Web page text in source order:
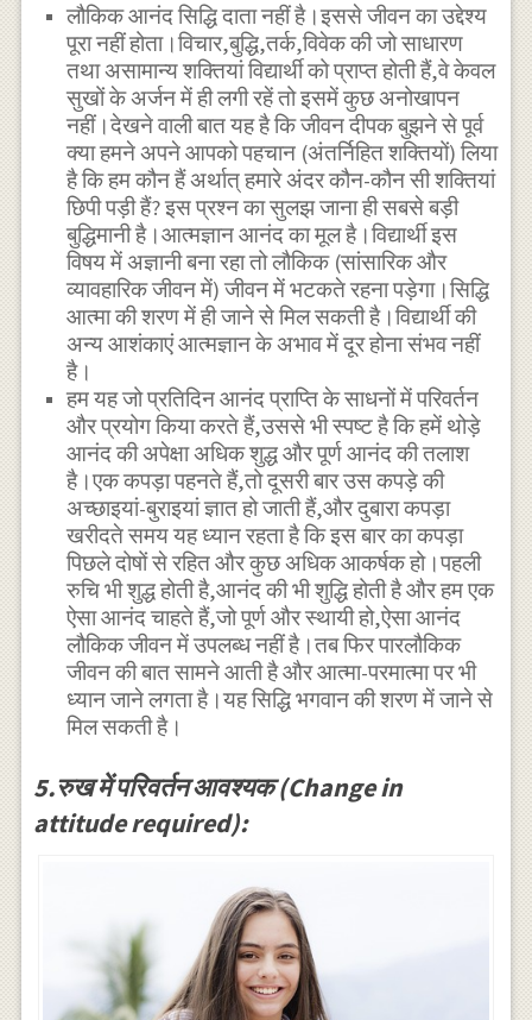
लौकिक आनंद सिद्धि दाता नहीं है।इससे जीवन का उद्देश्य
पूरा नहीं होता।विचार,बुद्धि,तर्क,विवेक की जो साधारण
तथा असामान्य शक्तियां विद्यार्थी को प्राप्त होती हैं,वे केवल
सुखों के अर्जन में ही लगी रहें तो इसमें कुछ अनोखापन
नहीं।देखने वाली बात यह है कि जीवन दीपक बुझने से पूर्व
क्या हमने अपने आपको पहचान (अंतर्निहित शक्तियों) लिया
है कि हम कौन हैं अर्थात् हमारे अंदर कौन-कौन सी शक्तियां
छिपी पड़ी हैं? इस प्रश्न का सुलझ जाना ही सबसे बड़ी
बुद्धिमानी है।आत्मज्ञान आनंद का मूल है।विद्यार्थी इस
विषय में अज्ञानी बना रहा तो लौकिक (सांसारिक और
व्यावहारिक जीवन में) जीवन में भटकते रहना पड़ेगा।सिद्धि
आत्मा की शरण में ही जाने से मिल सकती है।विद्यार्थी की
अन्य आशंकाएं आत्मज्ञान के अभाव में दूर होना संभव नहीं
है।
हम यह जो प्रतिदिन आनंद प्राप्ति के साधनों में परिवर्तन
और प्रयोग किया करते हैं,उससे भी स्पष्ट है कि हमें थोड़े
आनंद की अपेक्षा अधिक शुद्ध और पूर्ण आनंद की तलाश
है।एक कपड़ा पहनते हैं,तो दूसरी बार उस कपड़े की
अच्छाइयां-बुराइयां ज्ञात हो जाती हैं,और दुबारा कपड़ा
खरीदते समय यह ध्यान रहता है कि इस बार का कपड़ा
पिछले दोषों से रहित और कुछ अधिक आकर्षक हो।पहली
रुचि भी शुद्ध होती है,आनंद की भी शुद्धि होती है और हम एक
ऐसा आनंद चाहते हैं,जो पूर्ण और स्थायी हो,ऐसा आनंद
लौकिक जीवन में उपलब्ध नहीं है।तब फिर पारलौकिक
जीवन की बात सामने आती है और आत्मा-परमात्मा पर भी
ध्यान जाने लगता है।यह सिद्धि भगवान की शरण में जाने से
मिल सकती है।
5.रुख में परिवर्तन आवश्यक (Change in
attitude required):